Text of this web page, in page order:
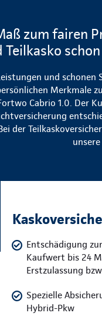
zum fairen
Teilkasko
und
Merkmale
Cabrio 1.0. Der
der
unsere
Entschädigung
Kaufwert bis 24
Erstzulassung
Spezielle
Hybrid-Pkw